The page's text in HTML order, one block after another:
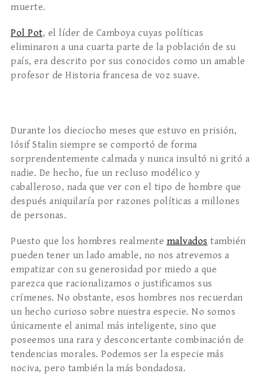
muerte.
Pol Pot, el líder de Camboya cuyas políticas
eliminaron a una cuarta parte de la población de su
país, era descrito por sus conocidos como un amable
profesor de Historia francesa de voz suave.
Durante los dieciocho meses que estuvo en prisión,
Iósif Stalin siempre se comportó de forma
sorprendentemente calmada y nunca insultó ni gritó a
nadie. De hecho, fue un recluso modélico y
caballeroso, nada que ver con el tipo de hombre que
después aniquilaría por razones políticas a millones
de personas.
Puesto que los hombres realmente malvados también
pueden tener un lado amable, no nos atrevemos a
empatizar con su generosidad por miedo a que
parezca que racionalizamos o justificamos sus
crímenes. No obstante, esos hombres nos recuerdan
un hecho curioso sobre nuestra especie. No somos
únicamente el animal más inteligente, sino que
poseemos una rara y desconcertante combinación de
tendencias morales. Podemos ser la especie más
nociva, pero también la más bondadosa.